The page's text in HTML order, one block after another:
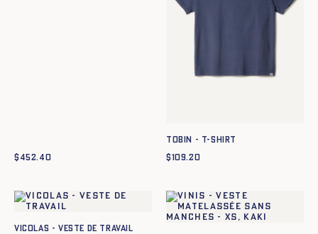
$452.40
TOBIN - T-SHIRT
$109.20
VICOLAS - VESTE DE TRAVAIL